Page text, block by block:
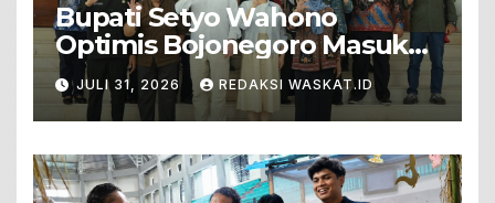
Bupati Setyo Wahono
Optimis Bojonegoro Masuk
Unesco Global Geopark
JULI 31, 2026 REDAKSI WASKAT.ID